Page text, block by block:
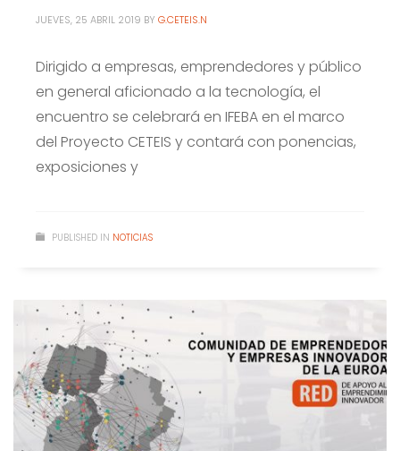
JUEVES, 25 ABRIL 2019 BY G.CETEIS.N
Dirigido a empresas, emprendedores y público
en general aficionado a la tecnología, el
encuentro se celebrará en IFEBA en el marco
del Proyecto CETEIS y contará con ponencias,
exposiciones y
PUBLISHED IN NOTICIAS